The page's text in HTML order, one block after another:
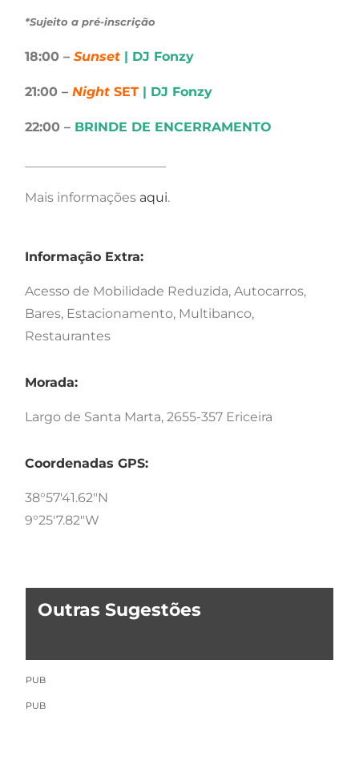
*Sujeito a pré-inscrição
18:00 – Sunset | DJ Fonzy
21:00 – Night SET | DJ Fonzy
22:00 – BRINDE DE ENCERRAMENTO
Mais informações aqui.
Informação Extra:
Acesso de Mobilidade Reduzida, Autocarros,
Bares, Estacionamento, Multibanco,
Restaurantes
Morada:
Largo de Santa Marta, 2655-357 Ericeira
Coordenadas GPS:
38°57'41.62"N
9°25'7.82"W
Outras Sugestões
PUB
PUB